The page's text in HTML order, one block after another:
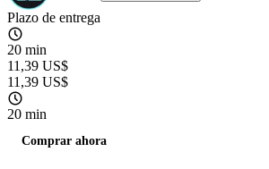
Plazo de entrega
20 min
11,39 US$
11,39 US$
20 min
Comprar ahora